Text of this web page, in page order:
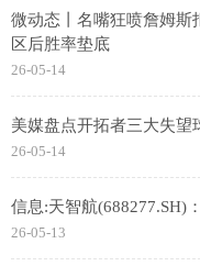
微动态丨名嘴狂喷詹姆斯
区后胜率垫底
26-05-14
美媒盘点开拓者三大失望
26-05-14
信息:天智航(688277.SH)
26-05-13